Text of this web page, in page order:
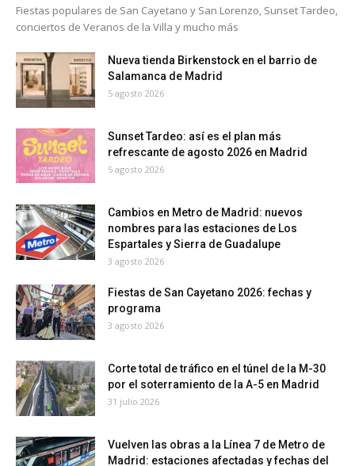
Fiestas populares de San Cayetano y San Lorenzo, Sunset Tardeo,
conciertos de Veranos de la Villa y mucho más
Nueva tienda Birkenstock en el barrio de
Salamanca de Madrid
5 agosto 2026
Sunset Tardeo: así es el plan más
refrescante de agosto 2026 en Madrid
5 agosto 2026
Cambios en Metro de Madrid: nuevos
nombres para las estaciones de Los
Espartales y Sierra de Guadalupe
3 agosto 2026
Fiestas de San Cayetano 2026: fechas y
programa
3 agosto 2026
Corte total de tráfico en el túnel de la M-30
por el soterramiento de la A-5 en Madrid
31 julio 2026
Vuelven las obras a la Línea 7 de Metro de
Madrid: estaciones afectadas y fechas del